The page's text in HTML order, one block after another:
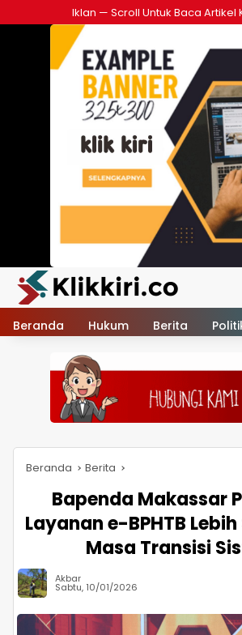
ke
Iklan — Scroll Untuk Baca Artikel
Beranda Hukum Berita
Beranda Berita
Bapenda Makassar
Layanan e-BPHTB
Masa Transisi
Akbar
Sabtu, 10/01/2026